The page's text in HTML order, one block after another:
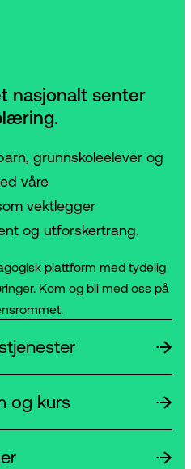
nasjonalt senter
grunnskoleelever og
våre
vektlegger
og utforskertrang.
plattform med tydelig
Kom og bli med oss på
og kurs